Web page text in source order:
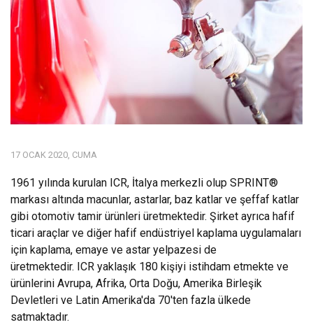
17 OCAK 2020, CUMA
1961 yılında kurulan ICR, İtalya merkezli olup SPRINT®
markası altında macunlar, astarlar, baz katlar ve şeffaf katlar
gibi otomotiv tamir ürünleri üretmektedir. Şirket ayrıca hafif
ticari araçlar ve diğer hafif endüstriyel kaplama uygulamaları
için kaplama, emaye ve astar yelpazesi de
üretmektedir. ICR yaklaşık 180 kişiyi istihdam etmekte ve
ürünlerini Avrupa, Afrika, Orta Doğu, Amerika Birleşik
Devletleri ve Latin Amerika'da 70'ten fazla ülkede
satmaktadır.